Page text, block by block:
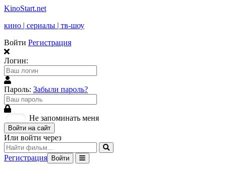
KinoStart.net
кино | сериалы | тв-шоу
Войти Регистрация
Логин:
Пароль: Забыли пароль?
Не запоминать меня
Войти на сайт
Или войти через
Регистрация Войти